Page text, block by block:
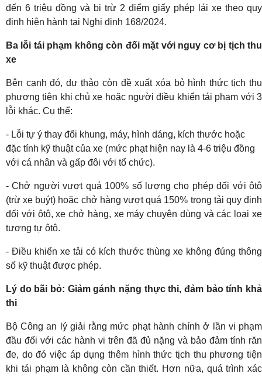
đến 6 triệu đồng và bị trừ 2 điểm giấy phép lái xe theo quy
định hiện hành tại Nghị định 168/2024.
Ba lỗi tái phạm không còn đối mặt với nguy cơ bị tịch thu
xe
Bên cạnh đó, dự thảo còn đề xuất xóa bỏ hình thức tịch thu
phương tiện khi chủ xe hoặc người điều khiển tái phạm với 3
lỗi khác. Cụ thể:
- Lỗi tự ý thay đổi khung, máy, hình dáng, kích thước hoặc
đặc tính kỹ thuật của xe (mức phạt hiện nay là 4-6 triệu đồng
với cá nhân và gấp đôi với tổ chức).
- Chở người vượt quá 100% số lượng cho phép đối với ôtô
(trừ xe buýt) hoặc chở hàng vượt quá 150% trọng tải quy định
đối với ôtô, xe chở hàng, xe máy chuyên dùng và các loại xe
tương tự ôtô.
- Điều khiển xe tải có kích thước thùng xe không đúng thông
số kỹ thuật được phép.
Lý do bãi bỏ: Giảm gánh nặng thực thi, đảm bảo tính khả
thi
Bộ Công an lý giải rằng mức phạt hành chính ở lần vi phạm
đầu đối với các hành vi trên đã đủ nặng và bảo đảm tính răn
đe, do đó việc áp dụng thêm hình thức tịch thu phương tiện
khi tái phạm là không còn cần thiết. Hơn nữa, quá trình xác